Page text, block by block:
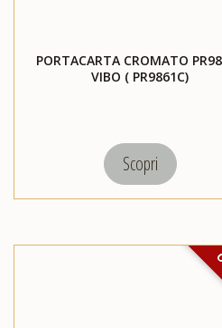
PORTACARTA CROMATO
VIBO ( PR9861C)
Scopri